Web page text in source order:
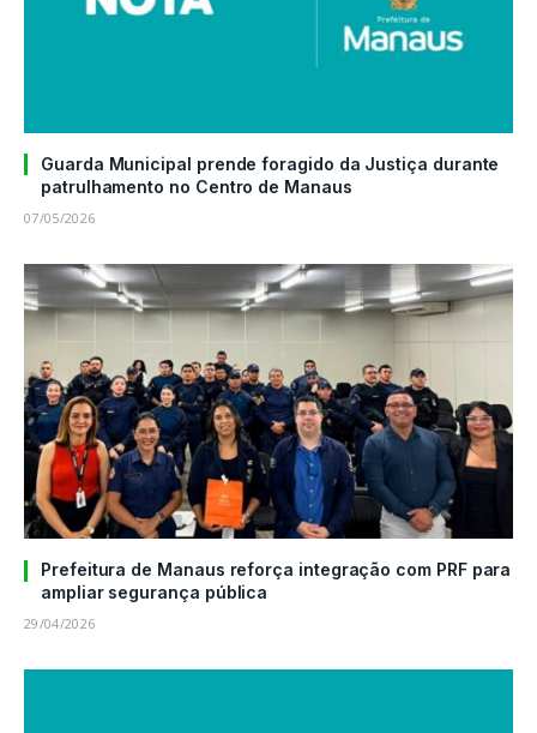
Guarda Municipal prende foragido da Justiça durante
patrulhamento no Centro de Manaus
07/05/2026
Prefeitura de Manaus reforça integração com PRF para
ampliar segurança pública
29/04/2026